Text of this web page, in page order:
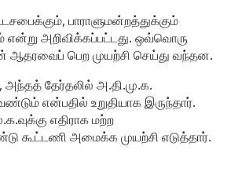
பாராளுமன்றத்துக்கும்
என்று அறிவிக்கப்பட்டது. ஒவ்வொரு
ஆதரவைப் பெற முயற்சி செய்து வந்தன.
தேர்தலில் அ.தி.மு.க.
என்பதில் உறுதியாக இருந்தார்.
எதிராக மற்ற
கூட்டணி அமைக்க முயற்சி எடுத்தார்.